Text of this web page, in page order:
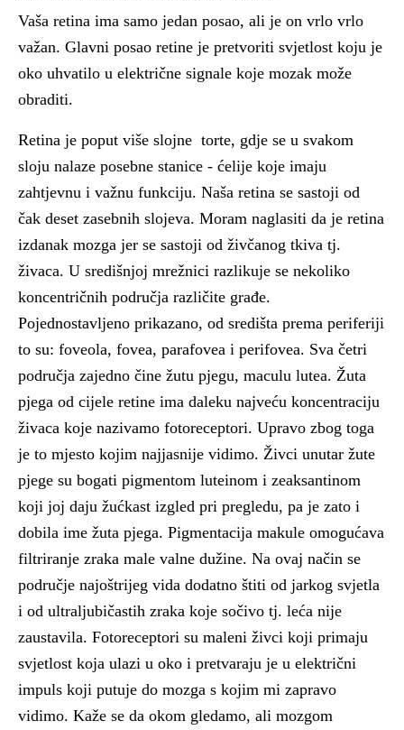
Vaša retina ima samo jedan posao, ali je on vrlo vrlo
važan. Glavni posao retine je pretvoriti svjetlost koju je
oko uhvatilo u električne signale koje mozak može
obraditi.
Retina je poput više slojne torte, gdje se u svakom
sloju nalaze posebne stanice - ćelije koje imaju
zahtjevnu i važnu funkciju. Naša retina se sastoji od
čak deset zasebnih slojeva. Moram naglasiti da je retina
izdanak mozga jer se sastoji od živčanog tkiva tj.
živaca. U središnjoj mrežnici razlikuje se nekoliko
koncentričnih područja različite građe.
Pojednostavljeno prikazano, od središta prema periferiji
to su: foveola, fovea, parafovea i perifovea. Sva četri
područja zajedno čine žutu pjegu, maculu lutea. Žuta
pjega od cijele retine ima daleku najveću koncentraciju
živaca koje nazivamo fotoreceptori. Upravo zbog toga
je to mjesto kojim najjasnije vidimo. Živci unutar žute
pjege su bogati pigmentom luteinom i zeaksantinom
koji joj daju žućkast izgled pri pregledu, pa je zato i
dobila ime žuta pjega. Pigmentacija makule omogućava
filtriranje zraka male valne dužine. Na ovaj način se
područje najoštrijeg vida dodatno štiti od jarkog svjetla
i od ultraljubičastih zraka koje sočivo tj. leća nije
zaustavila. Fotoreceptori su maleni živci koji primaju
svjetlost koja ulazi u oko i pretvaraju je u električni
impuls koji putuje do mozga s kojim mi zapravo
vidimo. Kaže se da okom gledamo, ali mozgom